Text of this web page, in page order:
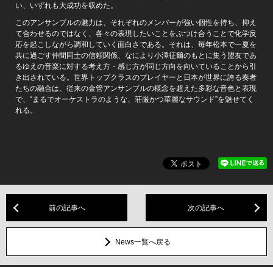
い、いずれも大成功を収めた。
このアンサンブルの魅力は、それぞれのメンバーが強い個性を持ち、抑え
て合わせるのではなく、各々の表現したいことをぶつけ合うことで化学反
応を起こしながら調和していく面白さである。それは、毎年松本で一夏を
共に過ごす仲間同士の信頼関係、なにより小澤征爾のもとに集う盟友であ
るゆえの音楽に対する考え方・感じ方が同じ方向を向いていることから引
き出されている。世界トップクラスのプレイヤーと日本が世界に誇る奏者
たちの融合は、従来の金管アンサンブルの概念を超えた多彩な音色と表現
で、“まるでオーケストラのような、荘厳かつ華麗なサウンド”を魅せてく
れる。
前の記事へ 次の記事へ
News一覧へ戻る